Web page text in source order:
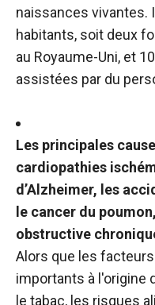
naissances vivantes.
habitants, soit deux
au Royaume-Uni, et
assistées par du
Les principales
cardiopathies
d’Alzheimer, les
le cancer du
obstructive
Alors que les
importants à l'origine
le tabac, les risques